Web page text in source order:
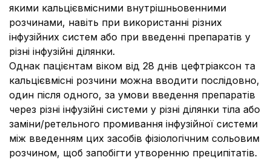
якими кальцієвмісними внутрішньовенними
розчинами, навіть при використанні різних
інфузійних систем або при введенні препаратів у
різні інфузійні ділянки.
Однак пацієнтам віком від 28 днів цефтріаксон та
кальцієвмісні розчини можна вводити послідовно,
один після одного, за умови введення препаратів
через різні інфузійні системи у різні ділянки тіла або
заміни/ретельного промивання інфузійної системи
між введенням цих засобів фізіологічним сольовим
розчином, щоб запобігти утворенню преципітатів.